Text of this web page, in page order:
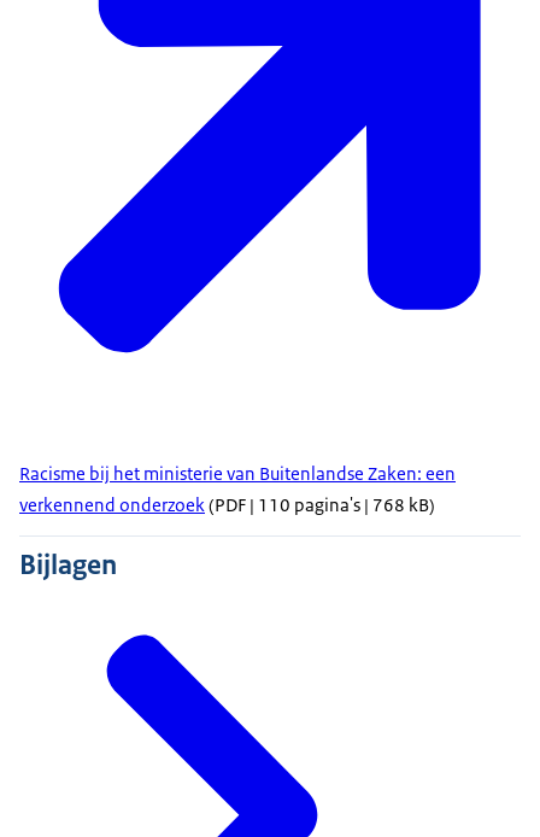
Racisme bij het ministerie van Buitenlandse Zaken: een
verkennend onderzoek(PDF | 110 pagina's | 768 kB)
Bijlagen